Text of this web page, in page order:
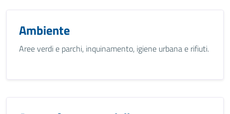
Ambiente
Aree verdi e parchi, inquinamento, igiene urbana e rifiuti.